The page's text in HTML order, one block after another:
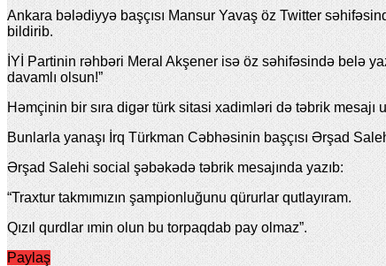
Ankara bələdiyyə başçısı Mansur Yavaş öz Twitter
bildirib.
İYİ Partinin rəhbəri Meral Akşener isə öz səhifəsində belə
davamlı olsun!”
Həmçinin bir sıra digər türk sitasi xadimləri də təbrik mesajı
Bunlarla yanaşı İrq Türkman Cəbhəsinin başçısı Ərşad
Ərşad Salehi social şəbəkədə təbrik mesajında yazıb:
“Traxtur takmımızın şampionluğunu qürurlar qutlayıram.
Qızıl qurdlar ımin olun bu torpaqdab pay olmaz”.
Paylaş